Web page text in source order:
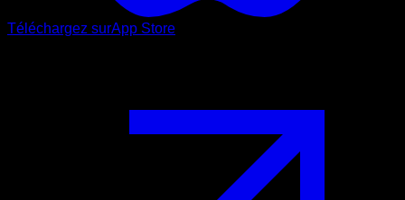
Téléchargez surApp Store